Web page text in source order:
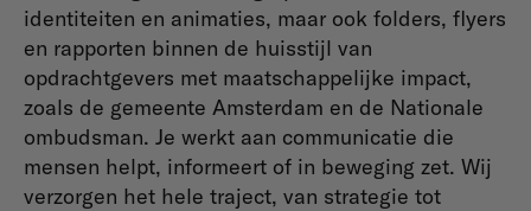
identiteiten en animaties, maar ook folders, flyers
en rapporten binnen de huisstijl van
opdrachtgevers met maatschappelijke impact,
zoals de gemeente Amsterdam en de Nationale
ombudsman. Je werkt aan communicatie die
mensen helpt, informeert of in beweging zet. Wij
verzorgen het hele traject, van strategie tot